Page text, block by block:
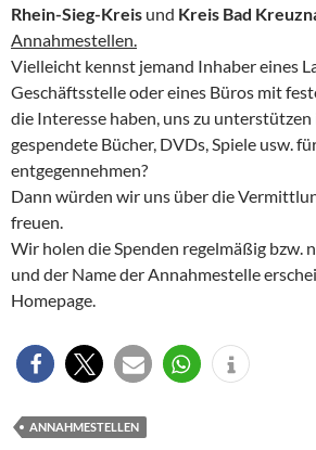
Rhein-Sieg-Kreis und Kreis Bad
Annahmestellen.
Vielleicht kennst jemand Inhaber eines
Geschäftsstelle oder eines Büros mit
die Interesse haben, uns zu unterstützen
gespendete Bücher, DVDs, Spiele usw.
entgegennehmen?
Dann würden wir uns über die
freuen.
Wir holen die Spenden regelmäßig bzw.
und der Name der Annahmestelle
Homepage.
ANNAHMESTELLEN